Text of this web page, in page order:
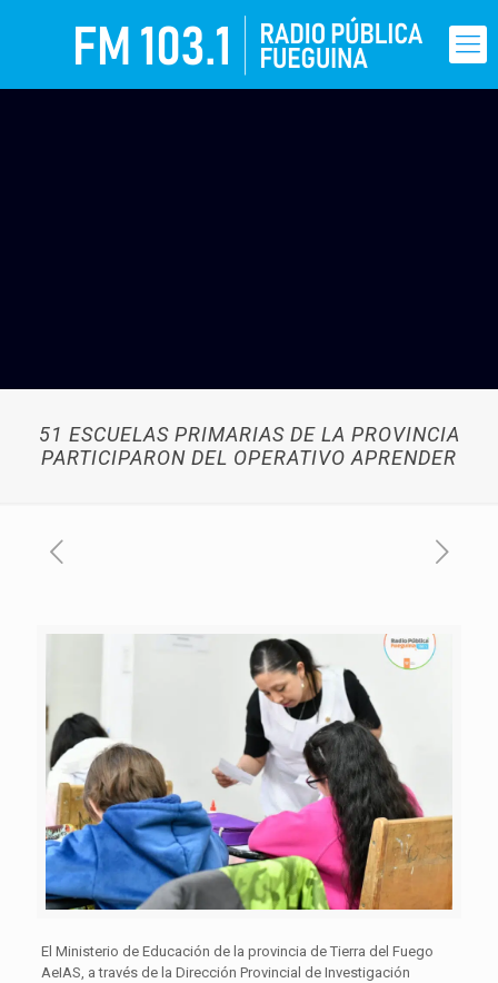
51 ESCUELAS PRIMARIAS DE LA PROVINCIA
PARTICIPARON DEL OPERATIVO APRENDER
El Ministerio de Educación de la provincia de Tierra del Fuego
AeIAS, a través de la Dirección Provincial de Investigación